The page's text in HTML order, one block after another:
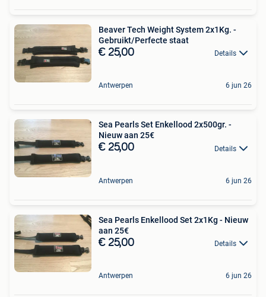
Beaver Tech Weight System 2x1Kg. -
Gebruikt/Perfecte staat
€ 25,00 Details
Antwerpen 6 jun 26
Sea Pearls Set Enkellood 2x500gr. -
Nieuw aan 25€
€ 25,00 Details
Antwerpen 6 jun 26
Sea Pearls Enkellood Set 2x1Kg - Nieuw
aan 25€
€ 25,00 Details
Antwerpen 6 jun 26